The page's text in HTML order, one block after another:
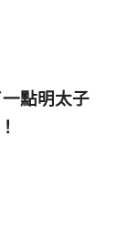
點明太子